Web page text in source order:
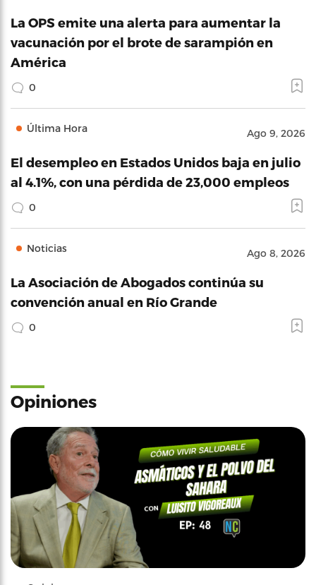
La OPS emite una alerta para aumentar la
vacunación por el brote de sarampión en
América
0
Última Hora Ago 9, 2026
El desempleo en Estados Unidos baja en julio
al 4.1%, con una pérdida de 23,000 empleos
0
Noticias Ago 8, 2026
La Asociación de Abogados continúa su
convención anual en Río Grande
0
Opiniones